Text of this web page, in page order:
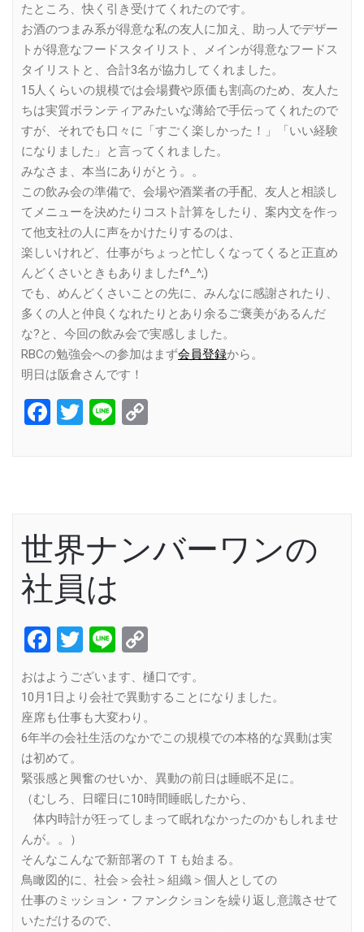
たところ、快く引き受けてくれたのです。
お酒のつまみ系が得意な私の友人に加え、助っ人でデザー
トが得意なフードスタイリスト、メインが得意なフードス
タイリストと、合計3名が協力してくれました。
15人くらいの規模では会場費や原価も割高のため、友人た
ちは実質ボランティアみたいな薄給で手伝ってくれたので
すが、それでも口々に「すごく楽しかった！」「いい経験
になりました」と言ってくれました。
みなさま、本当にありがとう。。
この飲み会の準備で、会場や酒業者の手配、友人と相談し
てメニューを決めたりコスト計算をしたり、案内文を作っ
て他支社の人に声をかけたりするのは、
楽しいけれど、仕事がちょっと忙しくなってくると正直め
んどくさいときもありましたf^_^;)
でも、めんどくさいことの先に、みんなに感謝されたり、
多くの人と仲良くなれたりとあり余るご褒美があるんだ
な?と、今回の飲み会で実感しました。
RBCの勉強会への参加はまず会員登録から。
明日は阪倉さんです！
Facebook
Twitter
Line
世界ナンバーワンの
社員は
Facebook
Twitter
Line
Link
おはようございます、樋口です。
10月1日より会社で異動することになりました。
座席も仕事も大変わり。
6年半の会社生活のなかでこの規模での本格的な異動は実
は初めて。
緊張感と興奮のせいか、異動の前日は睡眠不足に。
（むしろ、日曜日に10時間睡眠したから、
体内時計が狂ってしまって眠れなかったのかもしれませ
んが。。）
そんなこんなで新部署のＴＴも始まる。
鳥瞰図的に、社会＞会社＞組織＞個人としての
仕事のミッション・ファンクションを繰り返し意識させて
いただけるので、